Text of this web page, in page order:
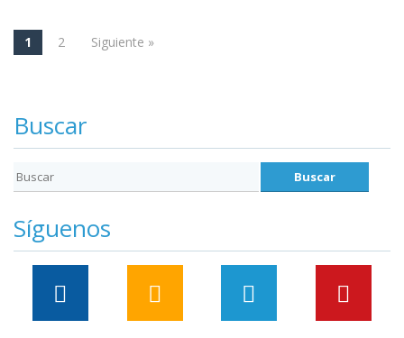
Navegación
1 2 Siguiente »
Buscar
Síguenos